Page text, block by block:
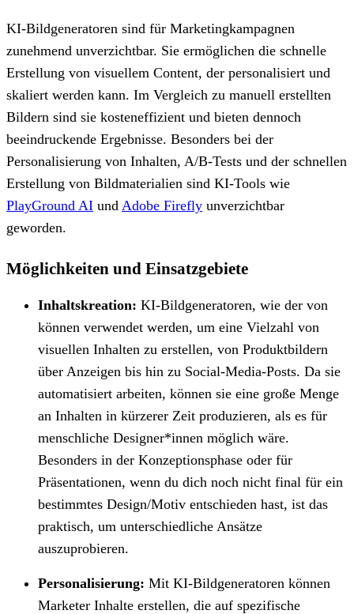
KI-Bildgeneratoren sind für Marketingkampagnen
zunehmend unverzichtbar. Sie ermöglichen die schnelle
Erstellung von visuellem Content, der personalisiert und
skaliert werden kann. Im Vergleich zu manuell erstellten
Bildern sind sie kosteneffizient und bieten dennoch
beeindruckende Ergebnisse. Besonders bei der
Personalisierung von Inhalten, A/B-Tests und der schnellen
Erstellung von Bildmaterialien sind KI-Tools wie
PlayGround AI und Adobe Firefly unverzichtbar
geworden.
Möglichkeiten und Einsatzgebiete
Inhaltskreation: KI-Bildgeneratoren, wie der von
können verwendet werden, um eine Vielzahl von
visuellen Inhalten zu erstellen, von Produktbildern
über Anzeigen bis hin zu Social-Media-Posts. Da sie
automatisiert arbeiten, können sie eine große Menge
an Inhalten in kürzerer Zeit produzieren, als es für
menschliche Designer*innen möglich wäre.
Besonders in der Konzeptionsphase oder für
Präsentationen, wenn du dich noch nicht final für ein
bestimmtes Design/Motiv entschieden hast, ist das
praktisch, um unterschiedliche Ansätze
auszuprobieren.
Personalisierung: Mit KI-Bildgeneratoren können
Marketer Inhalte erstellen, die auf spezifische